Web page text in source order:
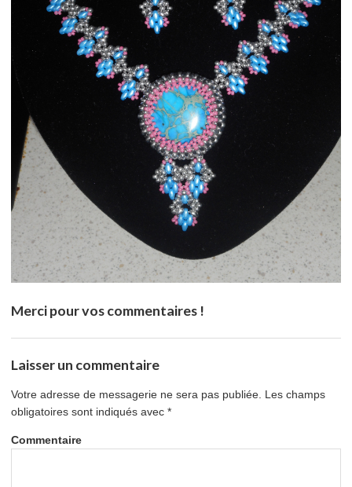
Merci pour vos commentaires !
Laisser un commentaire
Votre adresse de messagerie ne sera pas publiée. Les champs
obligatoires sont indiqués avec *
Commentaire